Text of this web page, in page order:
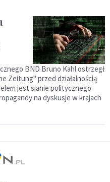
BND Bruno Kahl ostrzegł
Zeitung" przed działalnością
jest sianie politycznego
na dyskusje w krajach